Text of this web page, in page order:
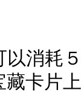
消耗
藏卡片